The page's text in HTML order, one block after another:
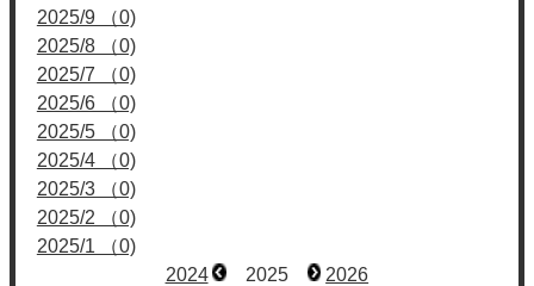
2025/9 （0)
2025/8 （0)
2025/7 （0)
2025/6 （0)
2025/5 （0)
2025/4 （0)
2025/3 （0)
2025/2 （0)
2025/1 （0)
2024
2025 2026